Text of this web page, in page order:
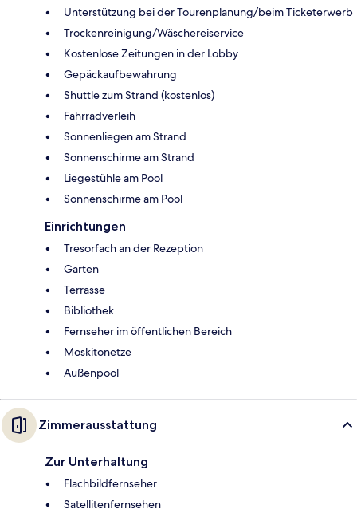
Unterstützung bei der Tourenplanung/beim Ticketerwerb
Trockenreinigung/Wäschereiservice
Kostenlose Zeitungen in der Lobby
Gepäckaufbewahrung
Shuttle zum Strand (kostenlos)
Fahrradverleih
Sonnenliegen am Strand
Sonnenschirme am Strand
Liegestühle am Pool
Sonnenschirme am Pool
Einrichtungen
Tresorfach an der Rezeption
Garten
Terrasse
Bibliothek
Fernseher im öffentlichen Bereich
Moskitonetze
Außenpool
Zimmerausstattung
Zur Unterhaltung
Flachbildfernseher
Satellitenfernsehen